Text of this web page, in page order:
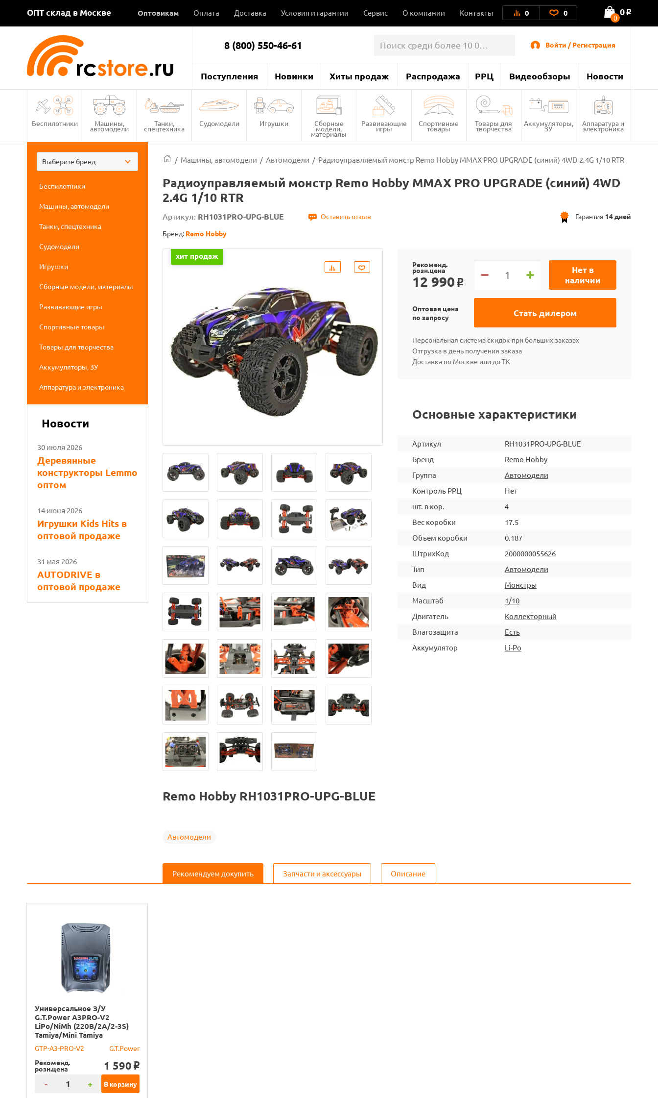
ОПТ склад в Москве Оптовикам Оплата Доставка Условия и гарантии Сервис О компании Контакты 0 0 0
0 o
8 (800) 550-46-61 Войти / Регистрация
Поступления Новинки Хиты продаж Распродажа РРЦ Видеообзоры Новости
Беспилотники Машины,
автомодели
Танки,
спецтехника
Судомодели Игрушки Сборные
модели,
материалы
Развивающие
игры
Спортивные
товары
Товары для
творчества
Аккумуляторы,
ЗУ
Аппаратура и
электроника
Выберите бренд
Беспилотники
Машины, автомодели
Танки, спецтехника
Судомодели
Игрушки
Сборные модели, материалы
Развивающие игры
Спортивные товары
Товары для творчества
Аккумуляторы, ЗУ
Аппаратура и электроника
Новости
30 июля 2026
Деревянные
конструкторы Lemmo
оптом
14 июня 2026
Игрушки Kids Hits в
оптовой продаже
31 мая 2026
AUTODRIVE в
оптовой продаже
/ Машины, автомодели / Автомодели / Радиоуправляемый монстр Remo Hobby MMAX PRO UPGRADE (синий) 4WD 2.4G 1/10 RTR
Радиоуправляемый монстр Remo Hobby MMAX PRO UPGRADE (синий) 4WD
2.4G 1/10 RTR
Артикул: RH1031PRO-UPG-BLUE Оставить отзыв Гарантия 14 дней
Бренд: Remo Hobby
хит продаж
Remo Hobby RH1031PRO-UPG-BLUE
Автомодели
Рекоменд.
розн.цена
12 990 o
Нет в
наличии
Стать дилером
Оптовая цена
по запросу
Персональная система скидок при больших заказах
Отгрузка в день получения заказа
Доставка по Москве или до ТК
Основные характеристики
Артикул
RH1031PRO-UPG-BLUE
Бренд
Remo Hobby
Группа
Автомодели
Контроль РРЦ
Нет
шт. в кор.
4
Вес коробки
17.5
Объем коробки
0.187
ШтрихКод
2000000055626
Тип
Автомодели
Вид
Монстры
Масштаб
1/10
Двигатель
Коллекторный
Влагозащита
Есть
Аккумулятор
Li-Po
Рекомендуем докупить Запчасти и аксессуары Описание
Универсальное З/У
G.T.Power A3PRO-V2
LiPo/NiMh (220В/2A/2-3S)
Tamiya/Mini Tamiya
GTP-A3-PRO-V2
G.T.Power
Рекоменд.
розн.цена 1 590 o
- + В корзину